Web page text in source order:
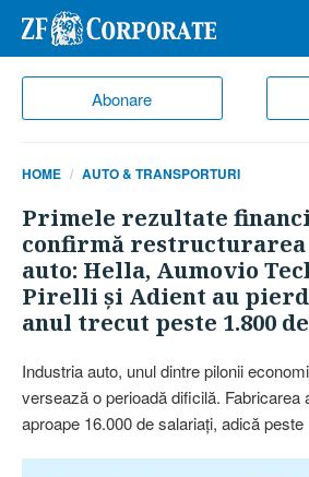
Abonare
HOME AUTO & TRANSPORTURI
Primele rezultate
confirmă
auto: Hella, Aumovio
Pirelli şi Adient au
anul trecut peste 1.800
Industria auto, unul dintre pilo­nii
ver­sează o perioadă dificilă. Fabricarea
aproape 16.000 de salariaţi, adică peste